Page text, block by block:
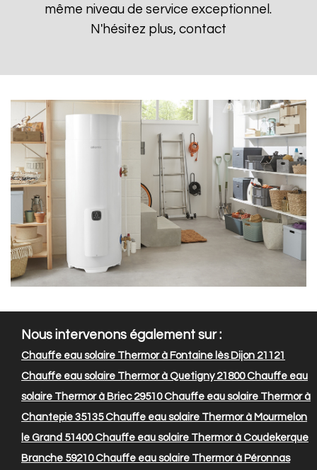
même niveau de service exceptionnel.
N'hésitez plus, contact
Nous intervenons également sur :
Chauffe eau solaire Thermor à Fontaine lès Dijon 21121
Chauffe eau solaire Thermor à Quetigny 21800Chauffe eau
solaire Thermor à Briec 29510Chauffe eau solaire Thermor à
Chantepie 35135Chauffe eau solaire Thermor à Mourmelon
le Grand 51400Chauffe eau solaire Thermor à Coudekerque
Branche 59210Chauffe eau solaire Thermor à Péronnas